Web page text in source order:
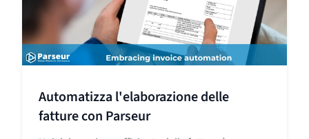
Automatizza l'elaborazione delle
fatture con Parseur